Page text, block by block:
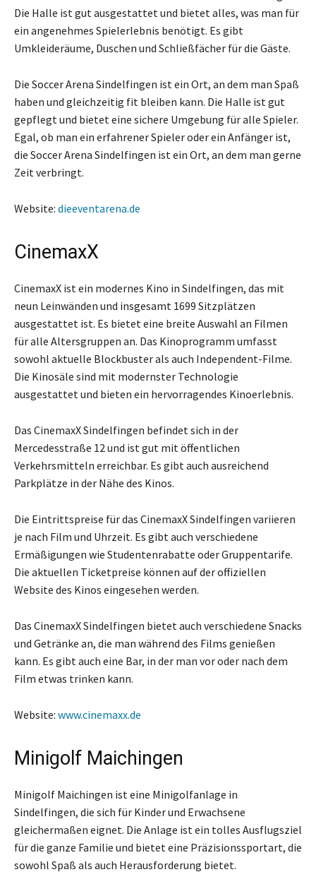
Die Halle ist gut ausgestattet und bietet alles, was man für
ein angenehmes Spielerlebnis benötigt. Es gibt
Umkleideräume, Duschen und Schließfächer für die Gäste.
Die Soccer Arena Sindelfingen ist ein Ort, an dem man Spaß
haben und gleichzeitig fit bleiben kann. Die Halle ist gut
gepflegt und bietet eine sichere Umgebung für alle Spieler.
Egal, ob man ein erfahrener Spieler oder ein Anfänger ist,
die Soccer Arena Sindelfingen ist ein Ort, an dem man gerne
Zeit verbringt.
Website: dieeventarena.de
CinemaxX
CinemaxX ist ein modernes Kino in Sindelfingen, das mit
neun Leinwänden und insgesamt 1699 Sitzplätzen
ausgestattet ist. Es bietet eine breite Auswahl an Filmen
für alle Altersgruppen an. Das Kinoprogramm umfasst
sowohl aktuelle Blockbuster als auch Independent-Filme.
Die Kinosäle sind mit modernster Technologie
ausgestattet und bieten ein hervorragendes Kinoerlebnis.
Das CinemaxX Sindelfingen befindet sich in der
Mercedesstraße 12 und ist gut mit öffentlichen
Verkehrsmitteln erreichbar. Es gibt auch ausreichend
Parkplätze in der Nähe des Kinos.
Die Eintrittspreise für das CinemaxX Sindelfingen variieren
je nach Film und Uhrzeit. Es gibt auch verschiedene
Ermäßigungen wie Studentenrabatte oder Gruppentarife.
Die aktuellen Ticketpreise können auf der offiziellen
Website des Kinos eingesehen werden.
Das CinemaxX Sindelfingen bietet auch verschiedene Snacks
und Getränke an, die man während des Films genießen
kann. Es gibt auch eine Bar, in der man vor oder nach dem
Film etwas trinken kann.
Website: www.cinemaxx.de
Minigolf Maichingen
Minigolf Maichingen ist eine Minigolfanlage in
Sindelfingen, die sich für Kinder und Erwachsene
gleichermaßen eignet. Die Anlage ist ein tolles Ausflugsziel
für die ganze Familie und bietet eine Präzisionssportart, die
sowohl Spaß als auch Herausforderung bietet.